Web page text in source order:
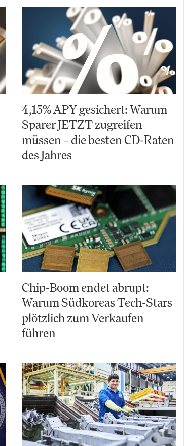
4,15% APY gesichert: Warum
Sparer JETZT zugreifen
müssen – die besten CD-Raten
des Jahres
Chip-Boom endet abrupt:
Warum Südkoreas Tech-Stars
plötzlich zum Verkaufen
führen